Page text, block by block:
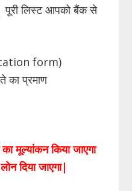
पूरी लिस्ट आपको बैंक से
form)
का प्रमाण
मूल्यांकन किया जाएगा
दिया जाएगा|